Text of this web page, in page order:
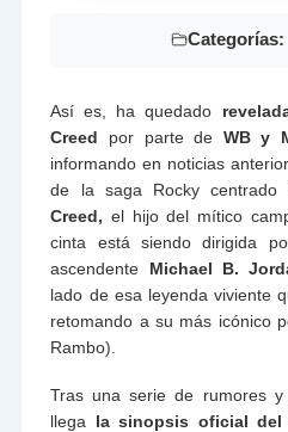
Categorías:
Así es, ha quedado
Creed por parte de WB y
informando en noticias
de la saga Rocky
Creed, el hijo del mítico
cinta está siendo dirigida
ascendente Michael B.
lado de esa leyenda viviente
retomando a su más icónico
Rambo).
Tras una serie de rumores
llega la sinopsis oficial del